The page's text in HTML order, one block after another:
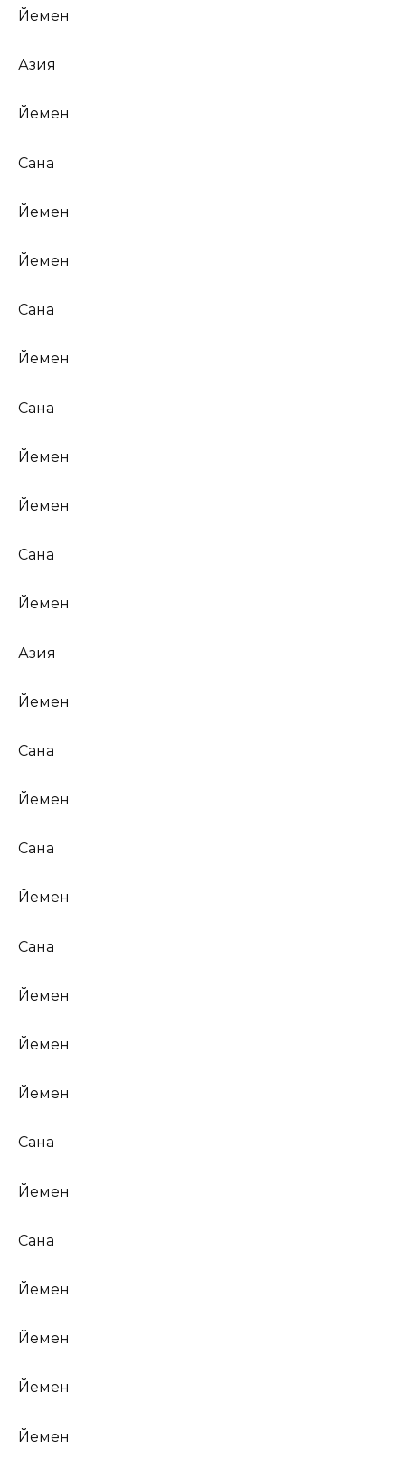
Йемен
Азия
Йемен
Сана
Йемен
Йемен
Сана
Йемен
Сана
Йемен
Йемен
Сана
Йемен
Азия
Йемен
Сана
Йемен
Сана
Йемен
Сана
Йемен
Йемен
Йемен
Сана
Йемен
Сана
Йемен
Йемен
Йемен
Йемен